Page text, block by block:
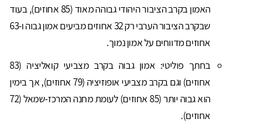
האמון בקרב הציבור היהודי גבוהה מאוד (85 אחוזים), בעוד
שבקרב הציבור הערבי רק 32 אחוזים מביעים אמון גבוה ו-63
אחוזים מדווחים על אמון נמוך.
בחתך פוליטי: אמון גבוה בקרב מצביעי קואליציה (83
אחוזים) וגם בקרב מצביעי אופוזיציה (79 אחוזים), אך בימין
הוא גבוה יותר (85 אחוזים) לעומת מחנה המרכז-שמאל (72
אחוזים).